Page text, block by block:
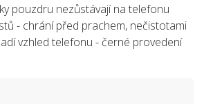
pouzdru nezůstávají na telefonu
- chrání před prachem, nečistotami
vzhled telefonu - černé provedení